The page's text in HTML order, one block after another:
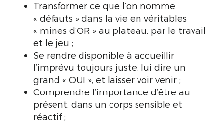
Transformer ce que l’on nomme
« défauts » dans la vie en véritables
« mines d’OR » au plateau, par le travail
et le jeu ;
Se rendre disponible à accueillir
l’imprévu toujours juste, lui dire un
grand « OUI », et laisser voir venir ;
Comprendre l’importance d’être au
présent, dans un corps sensible et
réactif ;